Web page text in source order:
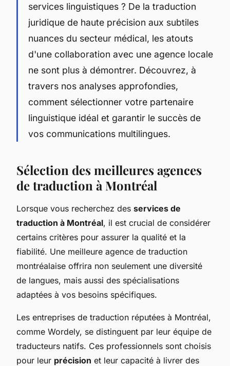
services linguistiques ? De la traduction
juridique de haute précision aux subtiles
nuances du secteur médical, les atouts
d'une collaboration avec une agence locale
ne sont plus à démontrer. Découvrez, à
travers nos analyses approfondies,
comment sélectionner votre partenaire
linguistique idéal et garantir le succès de
vos communications multilingues.
Sélection des meilleures agences
de traduction à Montréal
Lorsque vous recherchez des services de
traduction à Montréal, il est crucial de considérer
certains critères pour assurer la qualité et la
fiabilité. Une meilleure agence de traduction
montréalaise offrira non seulement une diversité
de langues, mais aussi des spécialisations
adaptées à vos besoins spécifiques.
Les entreprises de traduction réputées à Montréal,
comme Wordely, se distinguent par leur équipe de
traducteurs natifs. Ces professionnels sont choisis
pour leur précision et leur capacité à livrer des